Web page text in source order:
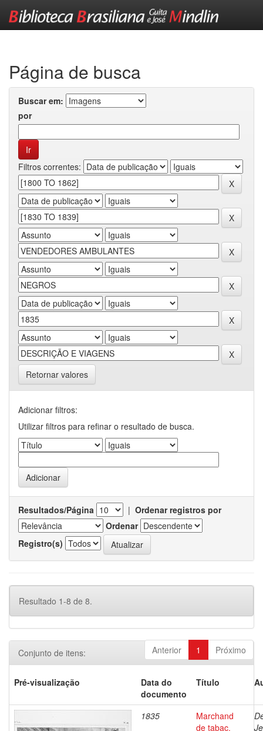
Página de busca
Buscar em:
por
Filtros correntes:
Retornar valores
Adicionar filtros:
Utilizar filtros para refinar o resultado de busca.
Resultados/Página | Ordenar registros por
Ordenar
Registro(s)
Resultado 1-8 de 8.
Anterior 1 Próximo
Conjunto de itens:
Pré-visualização
Data do
documento
Título
1835
Marchand
de tabac.